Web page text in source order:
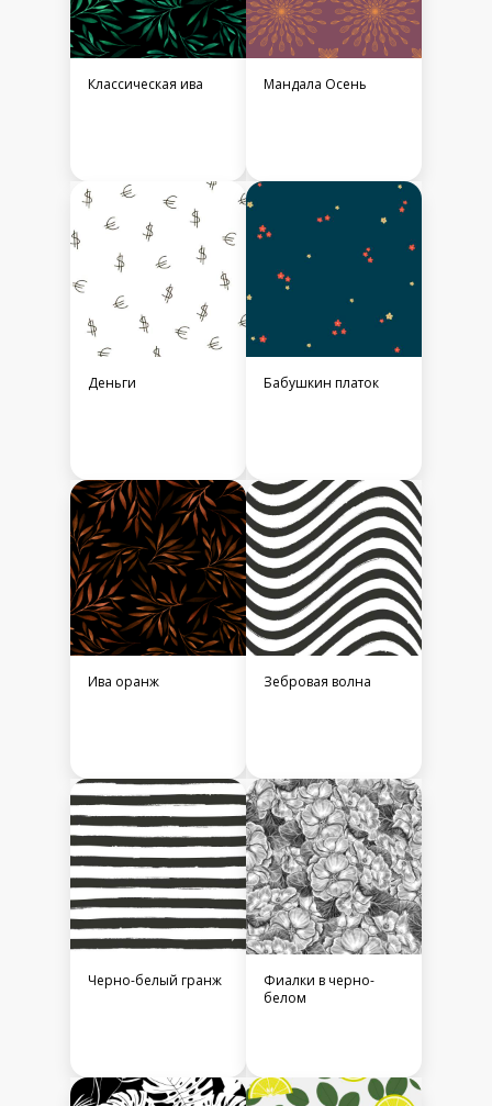
Классическая ива Мандала Осень
Деньги Бабушкин платок
Ива оранж Зебровая волна
Черно-белый гранж
Фиалки в черно-
белом